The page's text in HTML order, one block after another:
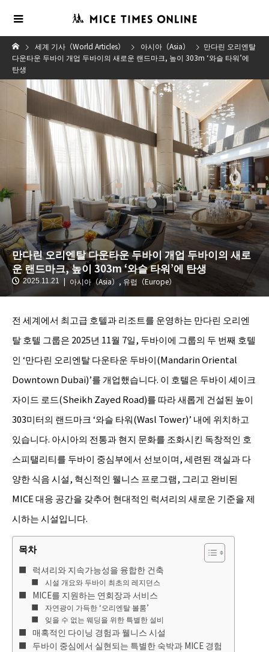
세계 기사（World Articles） 아시아（Asia）
만다린 오리엔탈
다운타운 두바이 개업 두바이의 새로운 랜드마크, 높이 303m ‘와슬 타워’에
탄생
만다린 오리엔탈 다운타운 두바이 개업 두바이의 새로
운 랜드마크, 높이 303m ‘와슬 타워’에 탄생
2025.11.21 아시아（Asia）, 유럽（Europe）
전 세계에서 최고급 호텔과 리조트를 운영하는 만다린 오리엔
탈 호텔 그룹은 2025년 11월 7일, 두바이에 그룹의 두 번째 호텔
인 ‘만다린 오리엔탈 다운타운 두바이(Mandarin Oriental
Downtown Dubai)’를 개업했습니다. 이 호텔은 두바이 셰이크
자이드 로드(Sheikh Zayed Road)를 따라 새롭게 건설된 높이
303미터의 랜드마크 ‘와슬 타워(Wasl Tower)’ 내에 위치하고
있습니다. 아시아의 전통과 현지 문화를 조화시킨 독창적인 호
스피탤리티를 두바이 중심부에서 선보이며, 세련된 객실과 다
양한 식음 시설, 혁신적인 웰니스 프로그램, 그리고 완비된
MICE 대응 공간을 갖추어 현대적인 럭셔리의 새로운 기준을 제
시하는 시설입니다.
목차
럭셔리와 지속가능성을 융합한 건축
시설 개요와 두바이 최초의 레지던스
MICE를 지원하는 연회장과 서비스
자연광이 가득한 ‘오리엔탈 볼룸’
잊을 수 없는 웨딩을 위한 특별한 설비
매혹적인 다이닝 경험과 웰니스 시설
두바이 중심에서 실현되는 특별한 숙박과 MICE 경험